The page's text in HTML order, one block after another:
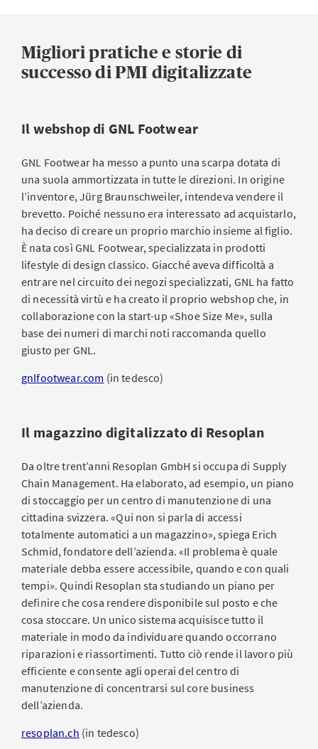
Migliori pratiche e storie di
successo di PMI digitalizzate
Il webshop di GNL Footwear
GNL Footwear ha messo a punto una scarpa dotata di
una suola ammortizzata in tutte le direzioni. In origine
l’inventore, Jürg Braunschweiler, intendeva vendere il
brevetto. Poiché nessuno era interessato ad acquistarlo,
ha deciso di creare un proprio marchio insieme al figlio.
È nata così GNL Footwear, specializzata in prodotti
lifestyle di design classico. Giacché aveva difficoltà a
entrare nel circuito dei negozi specializzati, GNL ha fatto
di necessità virtù e ha creato il proprio webshop che, in
collaborazione con la start-up «Shoe Size Me», sulla
base dei numeri di marchi noti raccomanda quello
giusto per GNL.
gnlfootwear.com (in tedesco)
Il magazzino digitalizzato di Resoplan
Da oltre trent’anni Resoplan GmbH si occupa di Supply
Chain Management. Ha elaborato, ad esempio, un piano
di stoccaggio per un centro di manutenzione di una
cittadina svizzera. «Qui non si parla di accessi
totalmente automatici a un magazzino», spiega Erich
Schmid, fondatore dell’azienda. «Il problema è quale
materiale debba essere accessibile, quando e con quali
tempi». Quindi Resoplan sta studiando un piano per
definire che cosa rendere disponibile sul posto e che
cosa stoccare. Un unico sistema acquisisce tutto il
materiale in modo da individuare quando occorrano
riparazioni e riassortimenti. Tutto ciò rende il lavoro più
efficiente e consente agli operai del centro di
manutenzione di concentrarsi sul core business
dell’azienda.
resoplan.ch (in tedesco)